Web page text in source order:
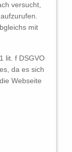
versucht,
mit
lit. f DSGVO
da es sich
Webseite